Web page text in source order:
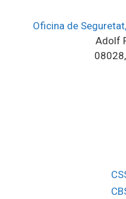
Oficina de
Adolf